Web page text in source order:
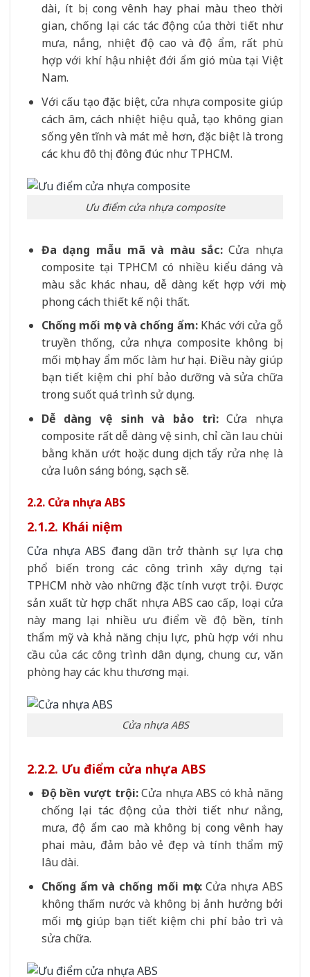
dài, ít bị cong vênh hay phai màu theo thời
gian, chống lại các tác động của thời tiết như
mưa, nắng, nhiệt độ cao và độ ẩm, rất phù
hợp với khí hậu nhiệt đới ẩm gió mùa tại Việt
Nam.
Với cấu tạo đặc biệt, cửa nhựa composite giúp
cách âm, cách nhiệt hiệu quả, tạo không gian
sống yên tĩnh và mát mẻ hơn, đặc biệt là trong
các khu đô thị đông đúc như TPHCM.
Ưu điểm cửa nhựa composite
Đa dạng mẫu mã và màu sắc:Cửa nhựa
composite tại TPHCM có nhiều kiểu dáng và
màu sắc khác nhau, dễ dàng kết hợp với mọi
phong cách thiết kế nội thất.
Chống mối mọt và chống ẩm:Khác với cửa gỗ
truyền thống, cửa nhựa composite không bị
mối mọt hay ẩm mốc làm hư hại. Điều này giúp
bạn tiết kiệm chi phí bảo dưỡng và sửa chữa
trong suốt quá trình sử dụng.
Dễ dàng vệ sinh và bảo trì:Cửa nhựa
composite rất dễ dàng vệ sinh, chỉ cần lau chùi
bằng khăn ướt hoặc dung dịch tẩy rửa nhẹ là
cửa luôn sáng bóng, sạch sẽ.
2.2. Cửa nhựa ABS
2.1.2. Khái niệm
Cửa nhựa ABS đang dần trở thành sự lựa chọn
phổ biến trong các công trình xây dựng tại
TPHCM nhờ vào những đặc tính vượt trội. Được
sản xuất từ hợp chất nhựa ABS cao cấp, loại cửa
này mang lại nhiều ưu điểm về độ bền, tính
thẩm mỹ và khả năng chịu lực, phù hợp với nhu
cầu của các công trình dân dụng, chung cư, văn
phòng hay các khu thương mại.
Cửa nhựa ABS
2.2.2. Ưu điểm cửa nhựa ABS
Độ bền vượt trội:Cửa nhựa ABS có khả năng
chống lại tác động của thời tiết như nắng,
mưa, độ ẩm cao mà không bị cong vênh hay
phai màu, đảm bảo vẻ đẹp và tính thẩm mỹ
lâu dài.
Chống ẩm và chống mối mọt:Cửa nhựa ABS
không thấm nước và không bị ảnh hưởng bởi
mối mọt, giúp bạn tiết kiệm chi phí bảo trì và
sửa chữa.